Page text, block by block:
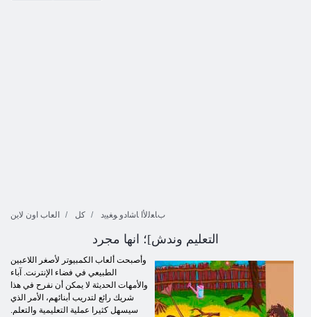
العاب اون لاين كل ﺏﺎﻌﻟﻷ ﺍ ﺎﺷﺍﺩﻭ ﻮﻐﻴﻳﺩ
التعليم وندش]؛ انها مجرد
وأصبحت ألعاب الكمبيوتر لأصغر اللاعبين
الطبيعي في فضاء الإنترنت. آباء
والأمهات الحديثة لا يمكن أن نفرح في هذا
شريك رائع لتدريب أبنائهم، الأمر الذي
سيسهل كثيرا عملية التعليمية والتعلم.